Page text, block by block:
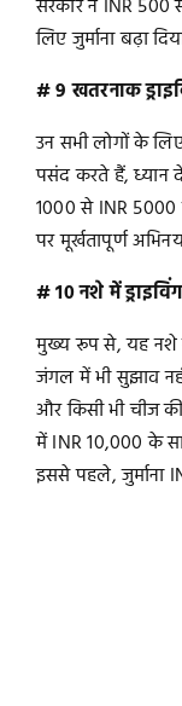
सरकार ने INR 500
लिए जुर्माना बढ़ा
# 9 खतरनाक
उन सभी लोगों के
पसंद करते हैं, ध्यान दें
1000 से INR 5000
पर मूर्खतापूर्ण
# 10 नशे में ड्राइविंग
मुख्य रूप से, यह नशे
जंगल में भी सुझाव
और किसी भी चीज
में INR 10,000 के
इससे पहले, जुर्माना